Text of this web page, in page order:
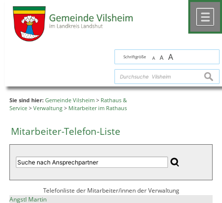
Schriftgröße A A A
Sie sind hier: Gemeinde Vilsheim > Rathaus &
Service > Verwaltung > Mitarbeiter im Rathaus
Mitarbeiter-Telefon-Liste
Telefonliste der Mitarbeiter/innen der Verwaltung
Angstl Martin